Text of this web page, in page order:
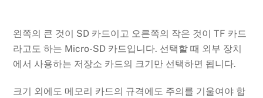
왼쪽의 큰 것이 SD 카드이고 오른쪽의 작은 것이 TF 카드
라고도 하는 Micro-SD 카드입니다. 선택할 때 외부 장치
에서 사용하는 저장소 카드의 크기만 선택하면 됩니다.
크기 외에도 메모리 카드의 규격에도 주의를 기울여야 합